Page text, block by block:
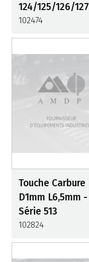
124/125/126/127
102474
Touche Carbure
D1mm L6,5mm -
Série 513
102824